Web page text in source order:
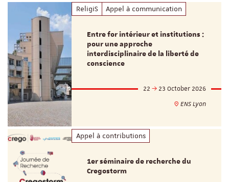
ReligiS Appel à communication
Entre for intérieur et institutions :
pour une approche
interdisciplinaire de la liberté de
conscience
22
23 October 2026
ENS Lyon
Appel à contributions
1er séminaire de recherche du
Cregostorm